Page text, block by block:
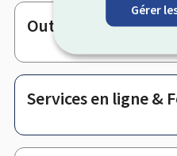
Gérer
Pied
de
page
Outils
Services en ligne &